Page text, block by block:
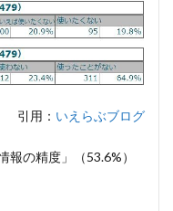
引用： いえらぶブログ
の精度」（53.6%）